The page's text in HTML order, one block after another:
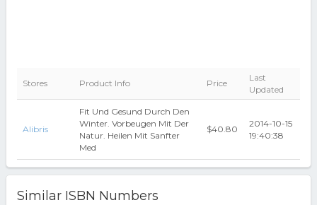
Stores Product Info Price
Last
Updated
Alibris
Fit Und Gesund Durch Den
Winter. Vorbeugen Mit Der
Natur. Heilen Mit Sanfter
Med
$40.80
2014-10-15
19:40:38
Similar ISBN Numbers